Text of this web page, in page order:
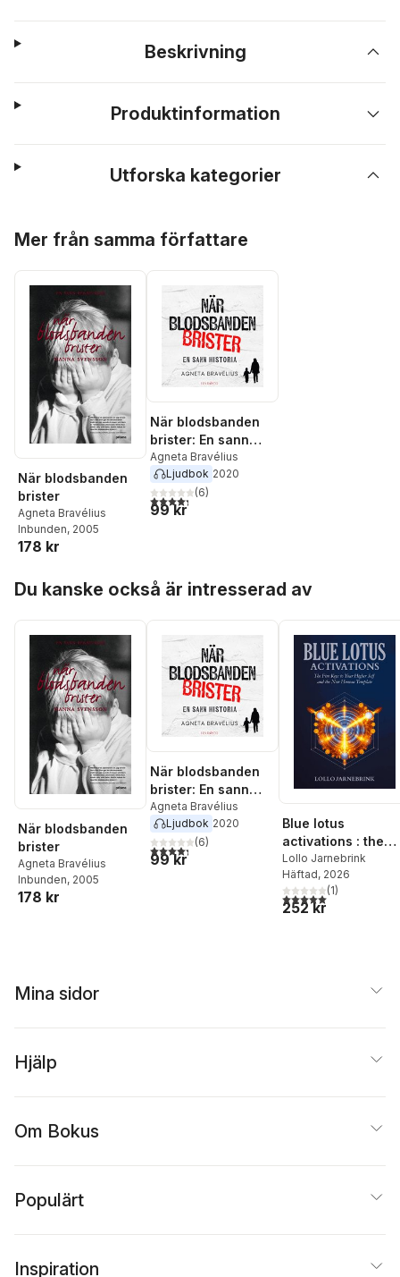
Beskrivning
Produktinformation
Utforska kategorier
Mer från samma författare
När blodsbanden
brister
Agneta Bravélius
Inbunden, 2005
178 kr
När blodsbanden
brister: En sann
historia
Agneta Bravélius
Ljudbok 2020
4,3utav 5 stjärnor. Totalt antal röster:
(6)
99 kr
Du kanske också är intresserad av
När blodsbanden
brister
Agneta Bravélius
Inbunden, 2005
178 kr
När blodsbanden
brister: En sann
historia
Agneta Bravélius
Ljudbok 2020
4,3utav 5 stjärnor. Totalt antal röster:
(6)
99 kr
Blue lotus
activations : the
five keys to your
higher self and
new human
template
Lollo Jarnebrink
Häftad, 2026
5,0utav 5 stjärnor.
(1)
252 kr
Mina sidor
Hjälp
Om Bokus
Populärt
Inspiration